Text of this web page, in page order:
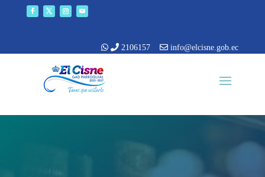
2106157 info@elcisne.gob.ec